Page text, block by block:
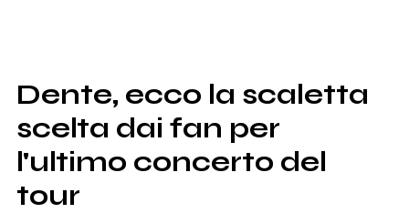
SHOP
RADIO
Dente, ecco la scaletta
scelta dai fan per
l'ultimo concerto del
tour